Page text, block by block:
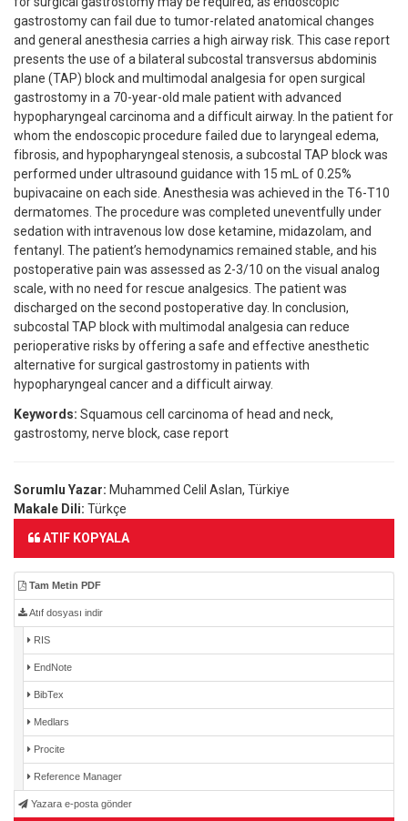
gastrostomy can fail due to tumor-related anatomical changes
and general anesthesia carries a high airway risk. This case report
presents the use of a bilateral subcostal transversus abdominis
plane (TAP) block and multimodal analgesia for open surgical
gastrostomy in a 70-year-old male patient with advanced
hypopharyngeal carcinoma and a difficult airway. In the patient for
whom the endoscopic procedure failed due to laryngeal edema,
fibrosis, and hypopharyngeal stenosis, a subcostal TAP block was
performed under ultrasound guidance with 15 mL of 0.25%
bupivacaine on each side. Anesthesia was achieved in the T6-T10
dermatomes. The procedure was completed uneventfully under
sedation with intravenous low dose ketamine, midazolam, and
fentanyl. The patient’s hemodynamics remained stable, and his
postoperative pain was assessed as 2-3/10 on the visual analog
scale, with no need for rescue analgesics. The patient was
discharged on the second postoperative day. In conclusion,
subcostal TAP block with multimodal analgesia can reduce
perioperative risks by offering a safe and effective anesthetic
alternative for surgical gastrostomy in patients with
hypopharyngeal cancer and a difficult airway.
Keywords: Squamous cell carcinoma of head and neck,
gastrostomy, nerve block, case report
Sorumlu Yazar: Muhammed Celil Aslan, Türkiye
Makale Dili: Türkçe
ATIF KOPYALA
Tam Metin PDF
Atıf dosyası indir
RIS
EndNote
BibTex
Medlars
Procite
Reference Manager
Yazara e-posta gönder